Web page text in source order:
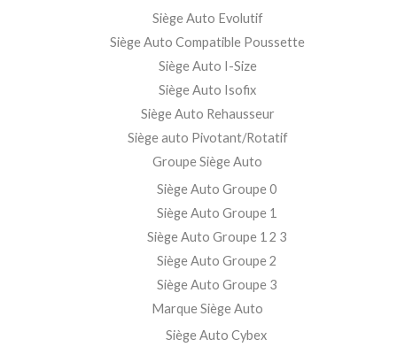
Siège Auto Evolutif
Siège Auto Compatible Poussette
Siège Auto I-Size
Siège Auto Isofix
Siège Auto Rehausseur
Siège auto Pivotant/Rotatif
Groupe Siège Auto
Siège Auto Groupe 0
Siège Auto Groupe 1
Siège Auto Groupe 1 2 3
Siège Auto Groupe 2
Siège Auto Groupe 3
Marque Siège Auto
Siège Auto Cybex